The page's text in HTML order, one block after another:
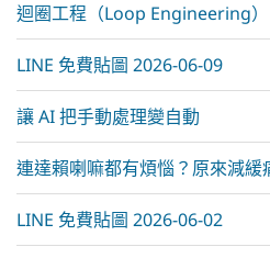
迴圈工程（Loop Engineering）
LINE 免費貼圖 2026-06-09
讓 AI 把手動處理變自動
連達賴喇嘛都有煩惱？原來減緩
LINE 免費貼圖 2026-06-02